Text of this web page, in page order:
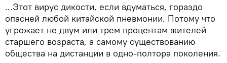
...Этот вирус дикости, если вдуматься, гораздо
опасней любой китайской пневмонии. Потому что
угрожает не двум или трем процентам жителей
старшего возраста, а самому существованию
общества на дистанции в одно-полтора поколения.